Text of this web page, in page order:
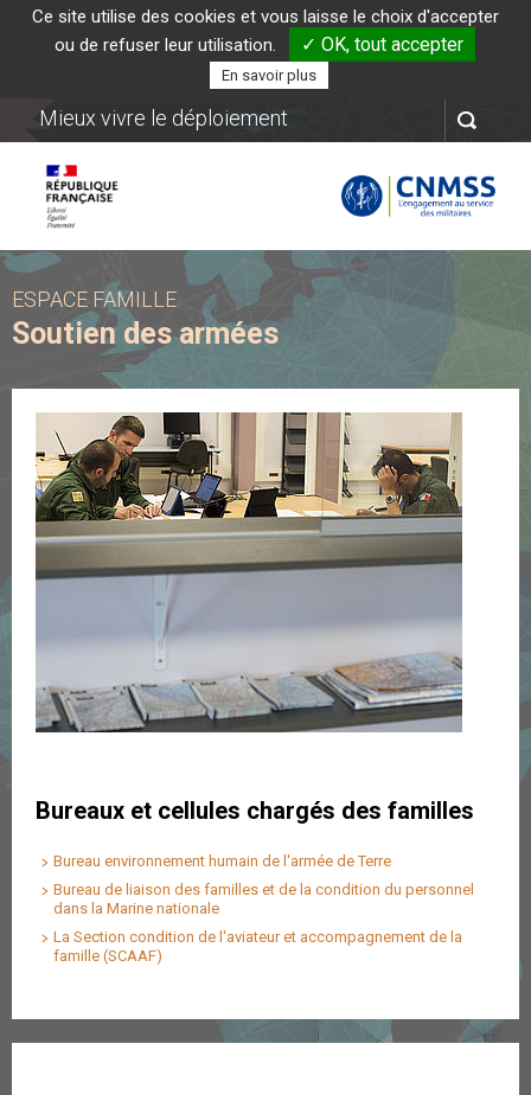
MENU PRINCIPAL
PIED DE PAGE
Mieux vivre le déploiement
ESPACE FAMILLE
Soutien des armées
Bureaux et cellules chargés des familles
Bureau environnement humain de l'armée de Terre
Bureau de liaison des familles et de la condition du personnel
dans la Marine nationale
La Section condition de l'aviateur et accompagnement de la
famille (SCAAF)
Ce site utilise des cookies et vous laisse le choix d'accepter
ou de refuser leur utilisation.
✓ OK, tout accepter
En savoir plus